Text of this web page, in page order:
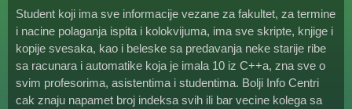
Student koji ima sve informacije vezane za fakultet, za termine
i nacine polaganja ispita i kolokvijuma, ima sve skripte, knjige i
kopije svesaka, kao i beleske sa predavanja neke starije ribe
sa racunara i automatike koja je imala 10 iz C++a, zna sve o
svim profesorima, asistentima i studentima. Bolji Info Centri
cak znaju napamet broj indeksa svih ili bar vecine kolega sa